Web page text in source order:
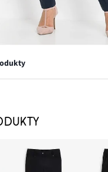
padavej viskózy